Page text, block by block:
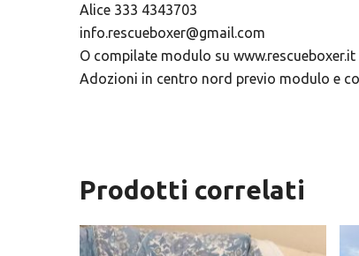
Alice 333 4343703
info.rescueboxer@gmail.com
O compilate modulo su www.rescueboxer.it
Adozioni in centro nord previo modulo e
Prodotti correlati